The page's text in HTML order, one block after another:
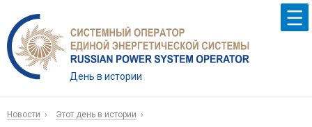
День в истории
Новости Этот день в истории